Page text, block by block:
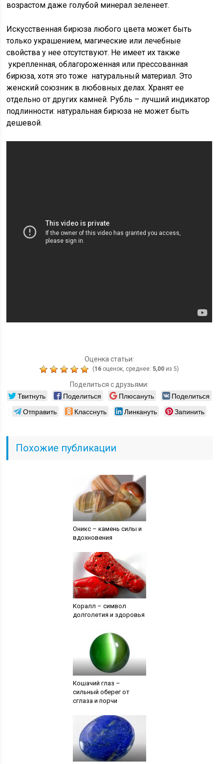
возрастом даже голубой минерал зеленеет.
Искусственная бирюза любого цвета может быть
только украшением, магические или лечебные
свойства у нее отсутствуют. Не имеет их также
укрепленная, облагороженная или прессованная
бирюза, хотя это тоже натуральный материал. Это
женский союзник в любовных делах. Хранят ее
отдельно от других камней. Рубль – лучший индикатор
подлинности: натуральная бирюза не может быть
дешевой.
Оценка статьи:
(16 оценок, среднее: 5,00 из 5)
Поделиться с друзьями:
Твитнуть Поделиться Плюсануть
Поделиться
Отправить
Класснуть Линкануть Запинить
Похожие публикации
Оникс – камень силы и
вдохновения
Коралл – символ
долголетия и здоровья
Кошачий глаз –
сильный оберег от
сглаза и порчи